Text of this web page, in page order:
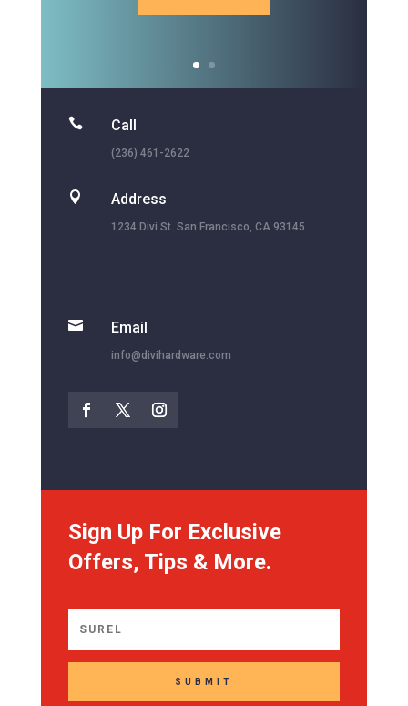
 Call
(236) 461-2622
 Address
1234 Divi St. San Francisco, CA 93145
 Email
info@divihardware.com
Sign Up For Exclusive
Offers, Tips & More.
SUBMIT